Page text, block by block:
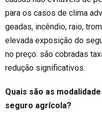
para os casos de clima
geadas, incêndio, raio,
elevada exposição do
no preço: são cobradas
redução significativos.
Quais são as
seguro agrícola?